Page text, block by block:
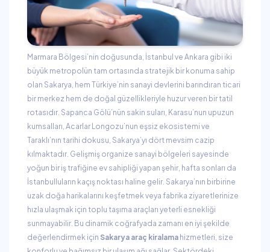
Marmara Bölgesi’nin doğusunda, İstanbul ve Ankara gibi iki
büyük metropolün tam ortasında stratejik bir konuma sahip
olan Sakarya, hem Türkiye’nin sanayi devlerini barındıran ticari
bir merkez hem de doğal güzellikleriyle huzur veren bir tatil
rotasıdır. Sapanca Gölü’nün sakin suları, Karasu’nun upuzun
kumsalları, Acarlar Longozu’nun eşsiz ekosistemi ve
Taraklı’nın tarihi dokusu, Sakarya’yı dört mevsim cazip
kılmaktadır. Gelişmiş organize sanayi bölgeleri sayesinde
yoğun bir iş trafiğine ev sahipliği yapan şehir, hafta sonları da
İstanbulluların kaçış noktası haline gelir. Sakarya’nın birbirine
uzak doğa harikalarını keşfetmek veya fabrika ziyaretlerinize
hızla ulaşmak için toplu taşıma araçları yeterli esnekliği
sunmayabilir. Bu dinamik coğrafyada zamanı en iyi şekilde
değerlendirmek için Sakarya araç kiralama hizmetleri, size